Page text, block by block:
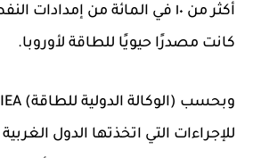
أكثر من ١٠ في المائة من إمدادات
كانت مصدرًا حيويًا للطاقة لأوروبا.
للإجراءات التي اتخذتها الدول